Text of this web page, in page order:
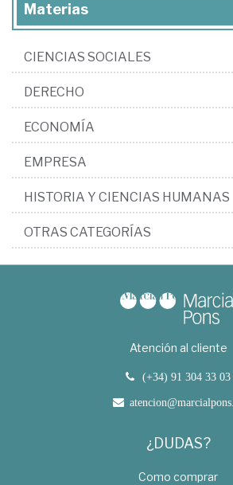
Materias
CIENCIAS SOCIALES
DERECHO
ECONOMÍA
EMPRESA
HISTORIA Y CIENCIAS HUMANAS
OTRAS CATEGORÍAS
Atención al cliente
(+34) 91 304 33 03
¿DUDAS?
Como comprar